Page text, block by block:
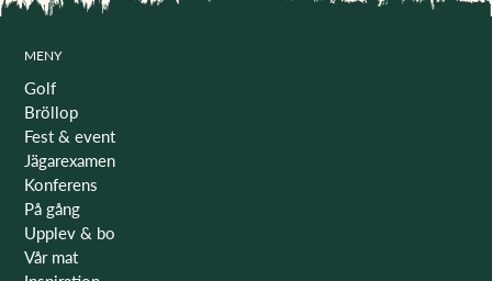
MENY
Golf
Bröllop
Fest & event
Jägarexamen
Konferens
På gång
Upplev & bo
Vår mat